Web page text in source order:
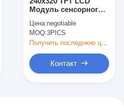
Модуль сенсорного
интерфейсом MCU
Цена:negotiable
MOQ:3PICS
Контакт